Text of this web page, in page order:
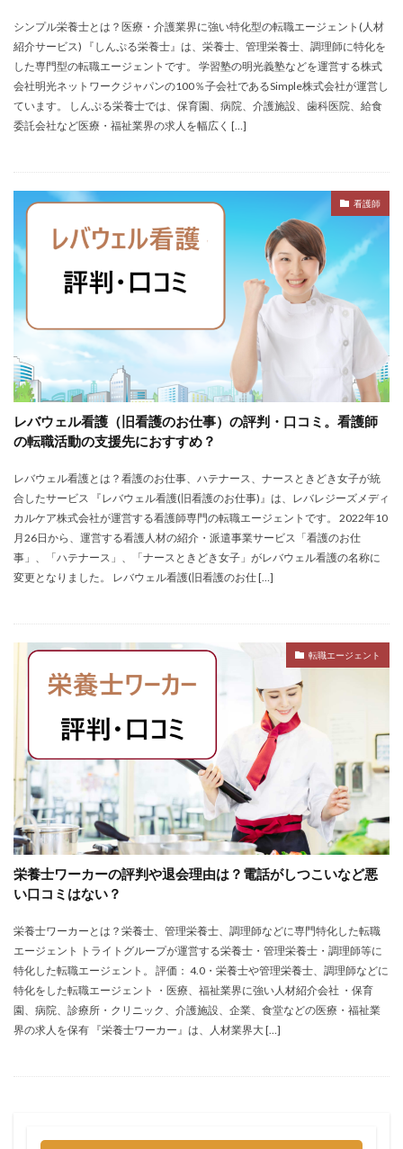
シンプル栄養士とは？医療・介護業界に強い特化型の転職エージェント(人材
紹介サービス) 『しんぷる栄養士』は、栄養士、管理栄養士、調理師に特化を
した専門型の転職エージェントです。 学習塾の明光義塾などを運営する株式
会社明光ネットワークジャパンの100％子会社であるSimple株式会社が運営し
ています。 しんぷる栄養士では、保育園、病院、介護施設、歯科医院、給食
委託会社など医療・福祉業界の求人を幅広く […]
看護師
レバウェル看護（旧看護のお仕事）の評判・口コミ。看護師
の転職活動の支援先におすすめ？
レバウェル看護とは？看護のお仕事、ハテナース、ナースときどき女子が統
合したサービス 『レバウェル看護(旧看護のお仕事)』は、レバレジーズメディ
カルケア株式会社が運営する看護師専門の転職エージェントです。 2022年10
月26日から、運営する看護人材の紹介・派遣事業サービス「看護のお仕
事」、「ハテナース」、「ナースときどき女子」がレバウェル看護の名称に
変更となりました。 レバウェル看護(旧看護のお仕 […]
転職エージェント
栄養士ワーカーの評判や退会理由は？電話がしつこいなど悪
い口コミはない？
栄養士ワーカーとは？栄養士、管理栄養士、調理師などに専門特化した転職
エージェント トライトグループが運営する栄養士・管理栄養士・調理師等に
特化した転職エージェント。 評価： 4.0・栄養士や管理栄養士、調理師などに
特化をした転職エージェント ・医療、福祉業界に強い人材紹介会社 ・保育
園、病院、診療所・クリニック、介護施設、企業、食堂などの医療・福祉業
界の求人を保有 『栄養士ワーカー』は、人材業界大 […]
カイゴジョブエージェント
かいご畑
キャイドラ
きらケア
クズ クラウド
クラッシャー上司
コンサルタント
コンサルティングファーム
しんぷる栄養士
スカウトサービス
スキル無し
スタートアップ
ストレス
トラブル
お仕事ラボ
エンマン
PHARMASTAFF
40代
DYM就職
JAIC
LITALICO仕事ナビ
ME MEDFit MT
PTOPSTワーカー
PTOT人材バンク
Re就活 RT
インクル エージェント
エグゼクティブ
エニーキャリア株式会社
ナース人材バンク
ネルサポート
募集
介護福祉士
リハビリ職
わたしNEXT
一覧 中退
人材紹介
介護ワーカー
介護福祉 介護職
リシュウカツ
仕事探し 体育会 体調不良
体験談
作業療法士
保育士
保育士人材バンク
ハタラクティブ
ビルメンテナンス
ビル設備管理技能士
ファーマキャリア
ファルマスタッフ
ブラック企業
フリーター
マイナビコメディカル
リアルミーキャリア
マイナビジョブ20's
マイナビパートナーズ紹介
マイナビ介護職
マイナビ薬剤師
ミドルベンチャー
ミラクス介護
メガベンチャー
メドフィット
やばい
やばい会社
ランキング
顔を見るのも嫌
検索